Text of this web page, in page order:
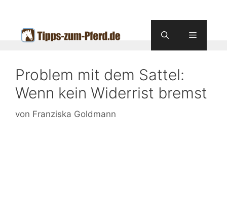
springen
Menü
Problem mit dem Sattel:
Wenn kein Widerrist bremst
von Franziska Goldmann